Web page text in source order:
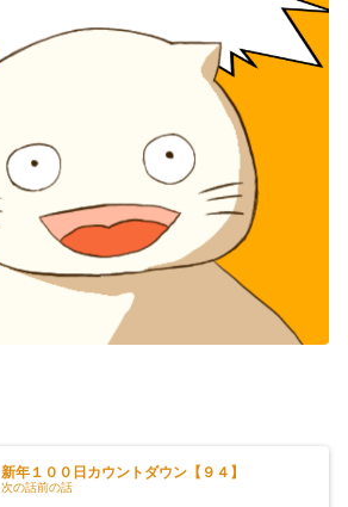
新年１００日カウントダウン【９４】
次の話前の話